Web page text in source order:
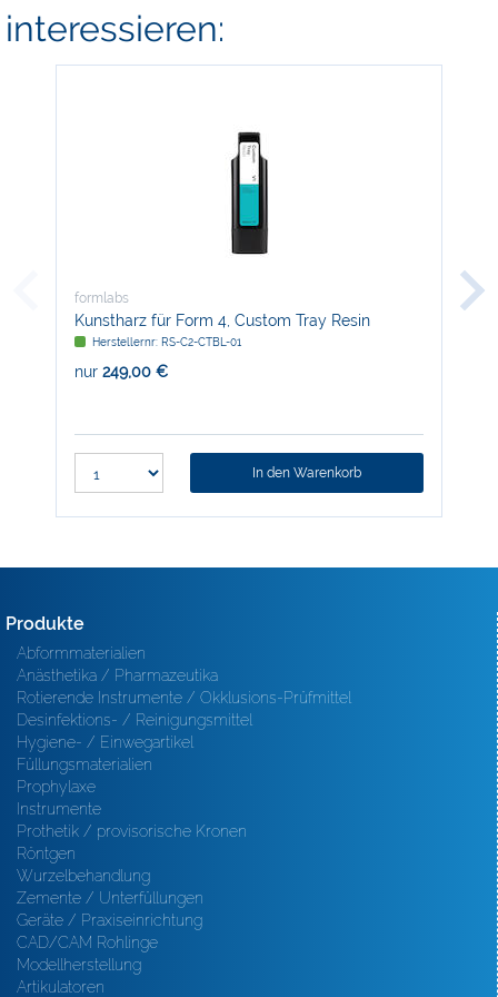
interessieren:
formlabs
Kunstharz für Form 4, Custom Tray Resin
Herstellernr: RS-C2-CTBL-01
nur 249,00 €
In den Warenkorb
Produkte
Abformmaterialien
Anästhetika / Pharmazeutika
Rotierende Instrumente / Okklusions-Prüfmittel
Desinfektions- / Reinigungsmittel
Hygiene- / Einwegartikel
Füllungsmaterialien
Prophylaxe
Instrumente
Prothetik / provisorische Kronen
Röntgen
Wurzelbehandlung
Zemente / Unterfüllungen
Geräte / Praxiseinrichtung
CAD/CAM Rohlinge
Modellherstellung
Artikulatoren